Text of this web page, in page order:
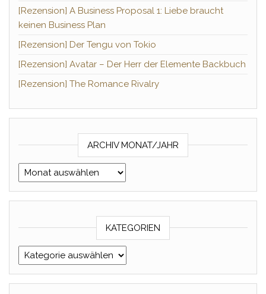
[Rezension] A Business Proposal 1: Liebe braucht
keinen Business Plan
[Rezension] Der Tengu von Tokio
[Rezension] Avatar – Der Herr der Elemente Backbuch
[Rezension] The Romance Rivalry
ARCHIV MONAT/JAHR
Archiv Monat/Jahr
KATEGORIEN
Kategorien